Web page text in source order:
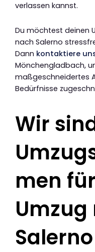
verlassen kannst.
Du möchtest deinen
nach Salerno
Dann kontaktiere
Mönchengladbach,
maßgeschneidertes
Bedürfnisse
Wir
men
Umzug
Salerno